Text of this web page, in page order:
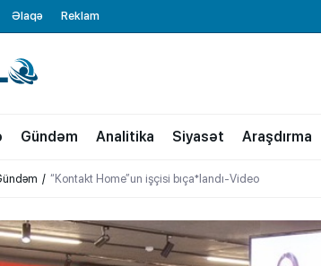
Əlaqə Reklam
Gündəm Analitika Siyasət Araşdırma
“Kontakt Home”un işçisi bıça*landı-Video